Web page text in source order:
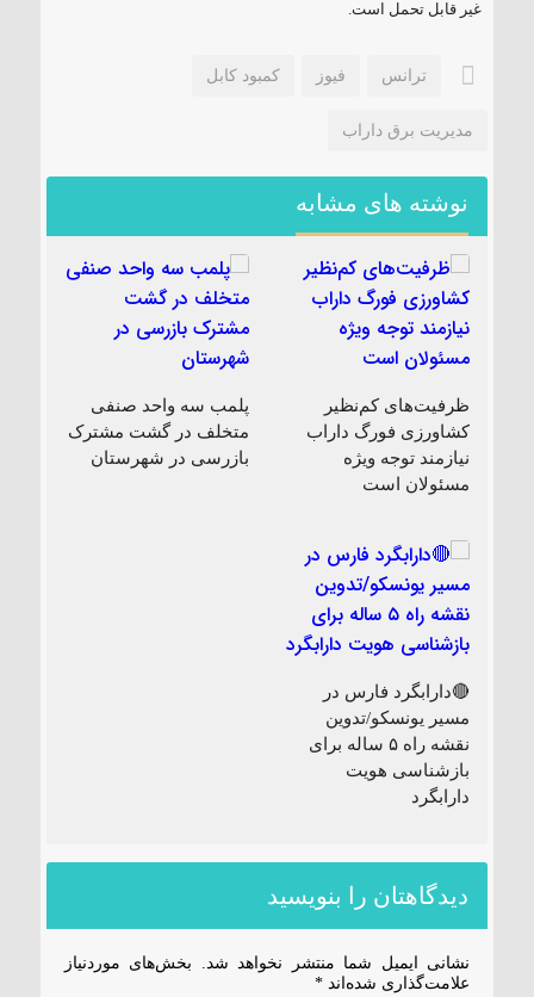
غیر قابل تحمل است.
ترانس فیوز کمبود کابل
مدیریت برق داراب
نوشته های مشابه
ظرفیت‌های کم‌نظیر
کشاورزی فورگ داراب
نیازمند توجه ویژه
مسئولان است
پلمب سه واحد صنفی
متخلف در گشت مشترک
بازرسی در شهرستان
🔴دارابگرد فارس در
مسیر یونسکو/تدوین
نقشه راه ۵ ساله برای
بازشناسی هویت
دارابگرد
دیدگاهتان را بنویسید
نشانی ایمیل شما منتشر نخواهد شد.
بخش‌های موردنیاز
علامت‌گذاری شده‌اند *